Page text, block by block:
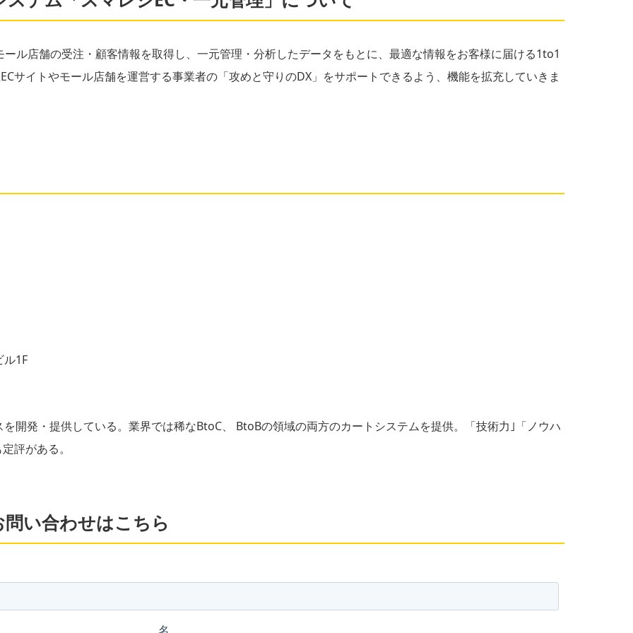
ル店舗の受注・顧客情報を取得し、一元管理・分析したデータをもとに、最適な情報をお客様に届ける1to1
サイトやモール店舗を運営する事業者の「攻めと守りのDX」をサポートできるよう、機能を拡充していきま
ル1F
開発・提供している。業界では稀なBtoC、 BtoBの領域の両方のカートシステムを提供。「技術力｣「ノウハ
評がある。
い合わせはこちら